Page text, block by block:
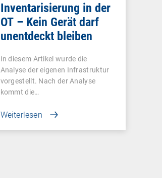
Inventarisierung in der
OT – Kein Gerät darf
unentdeckt bleiben
In diesem Artikel wurde die
Analyse der eigenen Infrastruktur
vorgestellt. Nach der Analyse
kommt die…
Weiterlesen